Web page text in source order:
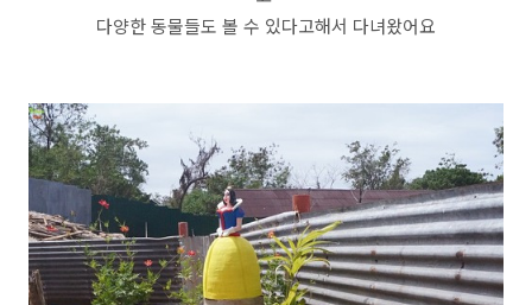
다양한 동물들도 볼 수 있다고해서 다녀왔어요